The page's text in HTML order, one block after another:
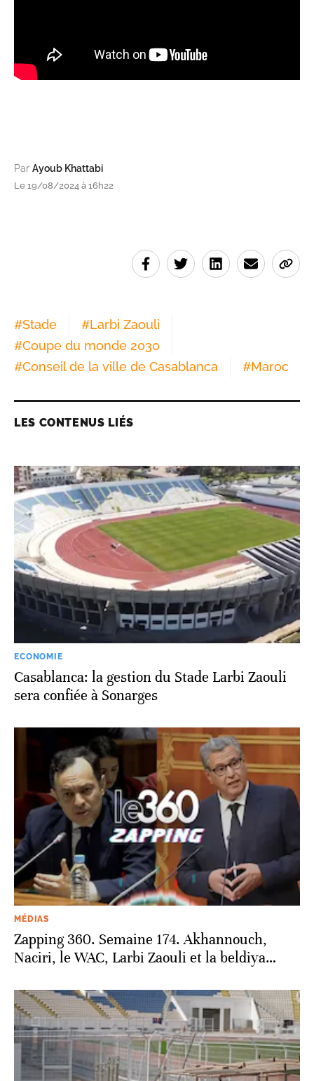
Par Ayoub Khattabi
Le 19/08/2024 à 16h22
#Stade #Larbi Zaouli
#Coupe du monde 2030
#Conseil de la ville de Casablanca #Maroc
LES CONTENUS LIÉS
ECONOMIE
Casablanca: la gestion du Stade Larbi Zaouli
sera confiée à Sonarges
MÉDIAS
Zapping 360. Semaine 174. Akhannouch,
Naciri, le WAC, Larbi Zaouli et la beldiya…